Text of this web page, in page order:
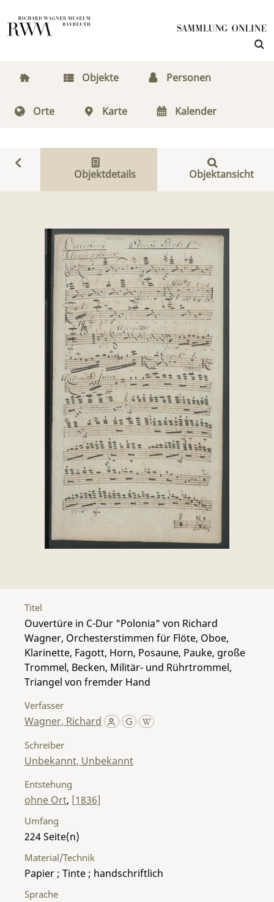
Objekte Personen
Orte Karte Kalender
Objektdetails Objektansicht
Titel
Ouvertüre in C-Dur "Polonia" von Richard
Wagner, Orchesterstimmen für Flöte, Oboe,
Klarinette, Fagott, Horn, Posaune, Pauke, große
Trommel, Becken, Militär- und Rührtrommel,
Triangel von fremder Hand
Verfasser
Wagner, Richard
Schreiber
Unbekannt, Unbekannt
Entstehung
ohne Ort, [1836]
Umfang
224
Material/Technik
Papier ; Tinte ; handschriftlich
Sprache